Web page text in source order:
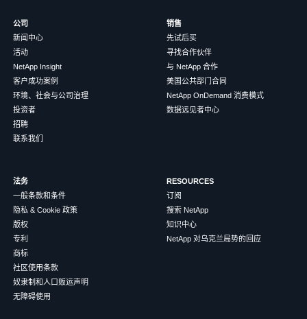
公司
新闻中心
活动
NetApp Insight
客户成功案例
环境、社会与公司治理
投资者
招聘
联系我们
销售
先试后买
寻找合作伙伴
与 NetApp 合作
美国公共部门合同
NetApp OnDemand 消费模式
数据远见者中心
法务
一般条款和条件
隐私 & Cookie 政策
版权
专利
商标
社区使用条款
奴隶制和人口贩运声明
无障碍使用
RESOURCES
订阅
搜索 NetApp
知识中心
NetApp 对乌克兰局势的回应